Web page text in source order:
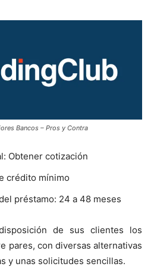
Bancos – Pros y Contra
Obtener cotización
crédito mínimo
préstamo: 24 a 48 meses
de sus clientes los
pares, con diversas alternativas
y unas solicitudes sencillas.